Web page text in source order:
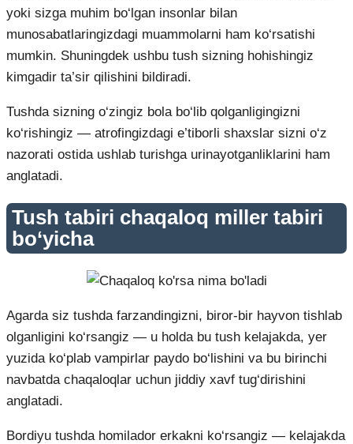
yoki sizga muhim bo‘lgan insonlar bilan
munosabatlaringizdagi muammolarni ham ko‘rsatishi
mumkin. Shuningdek ushbu tush sizning hohishingiz
kimgadir ta’sir qilishini bildiradi.
Tushda sizning o‘zingiz bola bo‘lib qolganligingizni
ko‘rishingiz — atrofingizdagi e’tiborli shaxslar sizni o‘z
nazorati ostida ushlab turishga urinayotganliklarini ham
anglatadi.
Tush tabiri chaqaloq miller tabiri
bo‘yicha
Agarda siz tushda farzandingizni, biror-bir hayvon tishlab
olganligini ko‘rsangiz — u holda bu tush kelajakda, yer
yuzida ko‘plab vampirlar paydo bo‘lishini va bu birinchi
navbatda chaqaloqlar uchun jiddiy xavf tug‘dirishini
anglatadi.
Bordiyu tushda homilador erkakni ko‘rsangiz — kelajakda